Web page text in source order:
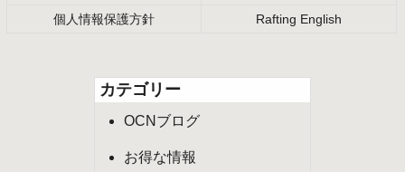
個人情報保護方針
Rafting English
カテゴリー
OCNブログ
お得な情報